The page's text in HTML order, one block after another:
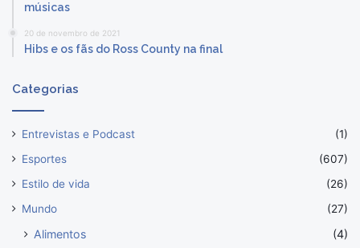
músicas
20 de novembro de 2021
Hibs e os fãs do Ross County na final
Categorias
Entrevistas e Podcast
(1)
Esportes
(607)
Estilo de vida
(26)
Mundo
(27)
Alimentos
(4)